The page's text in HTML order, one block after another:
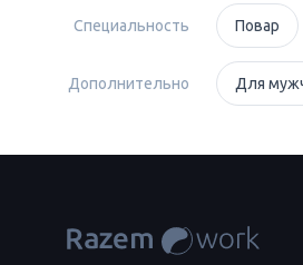
Специальность Повар
Дополнительно Для